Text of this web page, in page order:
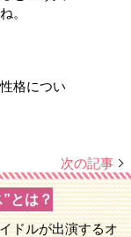
。
格につい
次の記事
とは？
ドルが出演するオ